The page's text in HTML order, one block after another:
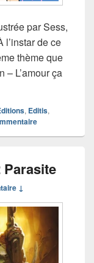
par Sess,
l’instar de ce
thème que
– L’amour ça
roman Les
, Editis,
Parasite
↓